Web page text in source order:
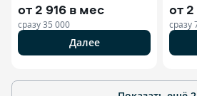
от2 916 в мес
сразу35 000
Далее
от
сразу